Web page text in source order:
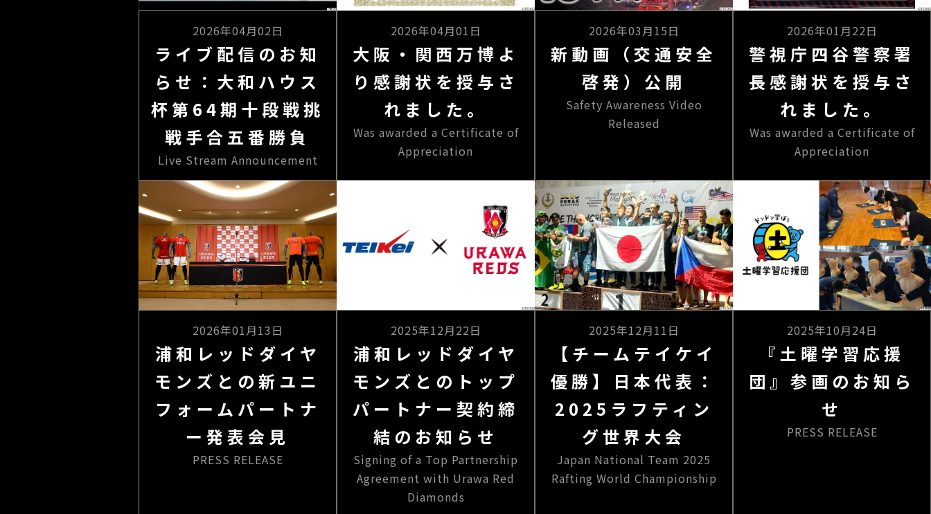
2026年04月02日
ライブ配信のお知
らせ：大和ハウス
杯第64期十段戦挑
戦手合五番勝負
Live Stream Announcement
2026年04月01日
大阪・関西万博よ
り感謝状を授与さ
れました。
Was awarded a Certificate of
Appreciation
2026年03月15日
新動画（交通安全
啓発）公開
Safety Awareness Video
Released
2026年01月22日
警視庁四谷警察署
長感謝状を授与さ
れました。
Was awarded a Certificate of
Appreciation
2026年01月13日
浦和レッドダイヤ
モンズとの新ユニ
フォームパートナ
ー発表会見
PRESS RELEASE
2025年12月22日
浦和レッドダイヤ
モンズとのトップ
パートナー契約締
結のお知らせ
Signing of a Top Partnership
Agreement with Urawa Red
Diamonds
2025年12月11日
【チームテイケイ
優勝】⽇本代表：
2025ラフティン
グ世界大会
Japan National Team 2025
Rafting World Championship
2025年10月24日
『土曜学習応援
団』参画のお知ら
せ
PRESS RELEASE